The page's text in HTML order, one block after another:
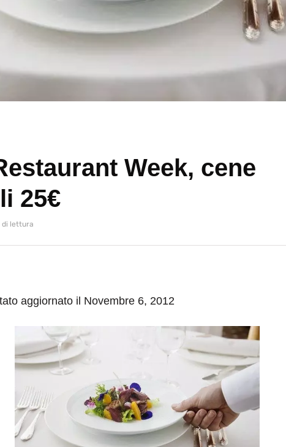
Week, cene
25€
di lettura
aggiornato il Novembre 6, 2012